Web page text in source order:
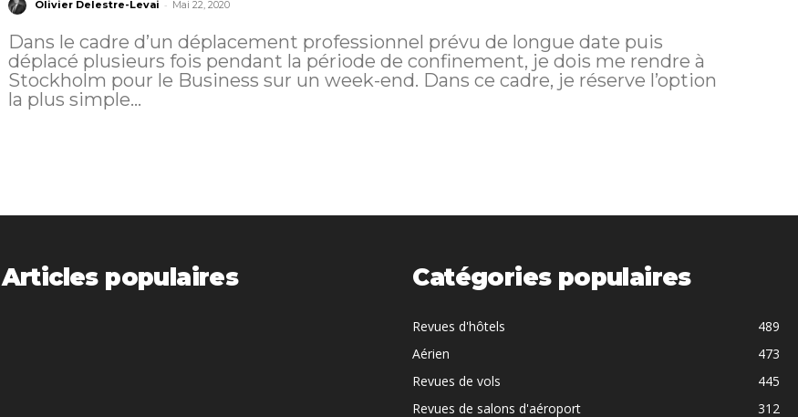
Olivier Delestre-Levai - Mai 22, 2020
Dans le cadre d’un déplacement professionnel prévu de longue date puis
déplacé plusieurs fois pendant la période de confinement, je dois me rendre à
Stockholm pour le Business sur un week-end. Dans ce cadre, je réserve l’option
la plus simple...
Articles populaires Catégories populaires
Revues d'hôtels
489
Aérien
473
Revues de vols
445
Revues de salons d'aéroport
312